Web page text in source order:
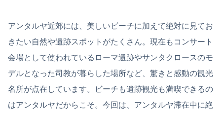
アンタルヤ近郊には、美しいビーチに加えて絶対に見てお
きたい自然や遺跡スポットがたくさん。現在もコンサート
会場として使われているローマ遺跡やサンタクロースのモ
デルとなった司教が暮らした場所など、驚きと感動の観光
名所が点在しています。ビーチも遺跡観光も満喫できるの
はアンタルヤだからこそ。今回は、アンタルヤ滞在中に絶